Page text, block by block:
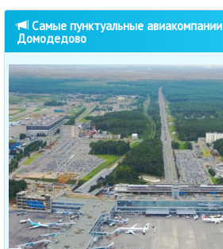
Самые пунктуальные
Домодедово